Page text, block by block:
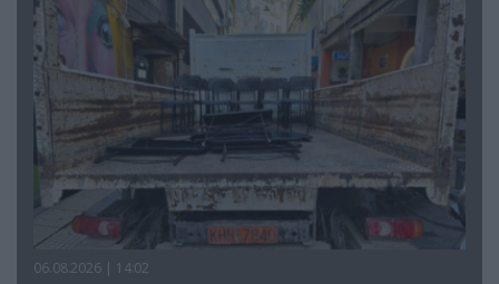
06.08.2026 | 14:02